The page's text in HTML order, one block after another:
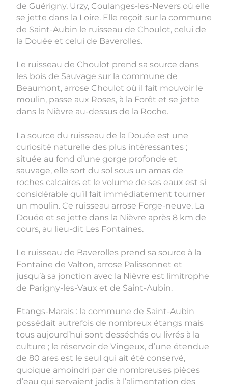
de Guérigny, Urzy, Coulanges-les-Nevers où elle
se jette dans la Loire. Elle reçoit sur la commune
de Saint-Aubin le ruisseau de Choulot, celui de
la Douée et celui de Baverolles.
Le ruisseau de Choulot prend sa source dans
les bois de Sauvage sur la commune de
Beaumont, arrose Choulot où il fait mouvoir le
moulin, passe aux Roses, à la Forêt et se jette
dans la Nièvre au-dessus de la Roche.
La source du ruisseau de la Douée est une
curiosité naturelle des plus intéressantes ;
située au fond d’une gorge profonde et
sauvage, elle sort du sol sous un amas de
roches calcaires et le volume de ses eaux est si
considérable qu’il fait immédiatement tourner
un moulin. Ce ruisseau arrose Forge-neuve, La
Douée et se jette dans la Nièvre après 8 km de
cours, au lieu-dit Les Fontaines.
Le ruisseau de Baverolles prend sa source à la
Fontaine de Valton, arrose Palissonnet et
jusqu’à sa jonction avec la Nièvre est limitrophe
de Parigny-les-Vaux et de Saint-Aubin.
Etangs-Marais : la commune de Saint-Aubin
possédait autrefois de nombreux étangs mais
tous aujourd’hui sont desséchés ou livrés à la
culture ; le réservoir de Vingeux, d’une étendue
de 80 ares est le seul qui ait été conservé,
quoique amoindri par de nombreuses pièces
d’eau qui servaient jadis à l’alimentation des